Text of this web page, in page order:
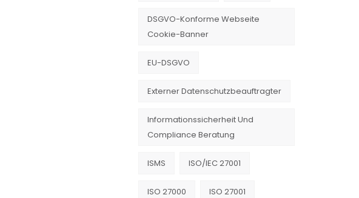
DSGVO-Konforme Webseite
Cookie-Banner
EU-DSGVO
Externer Datenschutzbeauftragter
Informationssicherheit Und
Compliance Beratung
ISMS ISO/IEC 27001
ISO 27000 ISO 27001